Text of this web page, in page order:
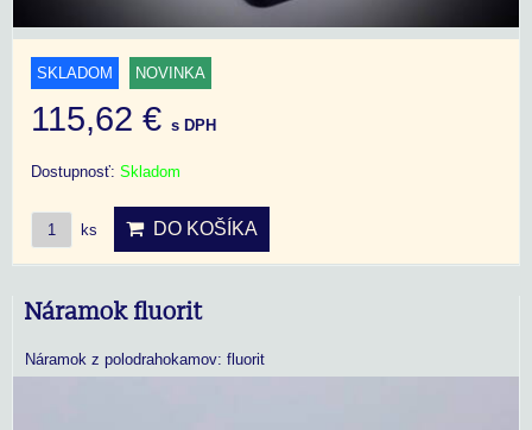
SKLADOM NOVINKA
115,62 € s DPH
Dostupnosť: Skladom
ks DO KOŠÍKA
Náramok fluorit
Náramok z polodrahokamov: fluorit